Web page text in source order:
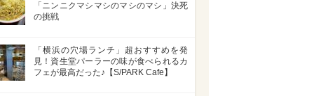
「ニンニクマシマシのマシのマシ」決死
の挑戦
「横浜の穴場ランチ」超おすすめを発
見！資生堂パーラーの味が食べられるカ
フェが最高だった♪【S/PARK Cafe】